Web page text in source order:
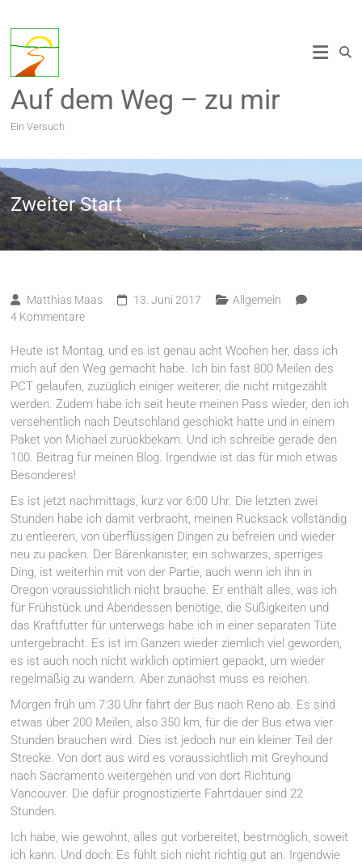
Inhalt
springen
Auf dem Weg – zu mir
Ein Versuch
Zweiter Start
Matthias Maas 13. Juni 2017
Allgemein
4 Kommentare
Heute ist Montag, und es ist genau acht Wochen her, dass ich
mich auf den Weg gemacht habe. Ich bin fast 800 Meilen des
PCT gelaufen, zuzüglich einiger weiterer, die nicht mitgezählt
werden. Zudem habe ich seit heute meinen Pass wieder, den ich
versehentlich nach Deutschland geschickt hatte und in einem
Paket von Michael zurückbekam. Und ich schreibe gerade den
100. Beitrag für meinen Blog. Irgendwie ist das für mich etwas
Besonderes!
Es ist jetzt nachmittags, kurz vor 6:00 Uhr. Die letzten zwei
Stunden habe ich damit verbracht, meinen Rucksack vollständig
zu entleeren, von überflüssigen Dingen zu befreien und wieder
neu zu packen. Der Bärenkanister, ein schwarzes, sperriges
Ding, ist weiterhin mit von der Partie, auch wenn ich ihn in
Oregon voraussichtlich nicht brauche. Er enthält alles, was ich
für Frühstück und Abendessen benötige, die Süßigkeiten und
das Kraftfutter für unterwegs habe ich in einer separaten Tüte
untergebracht. Es ist im Ganzen wieder ziemlich viel geworden,
es ist auch noch nicht wirklich optimiert gepackt, um wieder
regelmäßig zu wandern. Aber zunächst muss es reichen.
Morgen früh um 7:30 Uhr fährt der Bus nach Reno ab. Es sind
etwas über 200 Meilen, also 350 km, für die der Bus etwa vier
Stunden brauchen wird. Dies ist jedoch nur ein kleiner Teil der
Strecke. Von dort aus wird es voraussichtlich mit Greyhound
nach Sacramento weitergehen und von dort Richtung
Vancouver. Die dafür prognostizierte Fahrtdauer sind 22
Stunden.
Ich habe, wie gewohnt, alles gut vorbereitet, bestmöglich, soweit
ich kann. Und doch: Es fühlt sich nicht richtig gut an. Irgendwie